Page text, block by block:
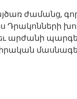
ժամանց,
արժանի
իրական